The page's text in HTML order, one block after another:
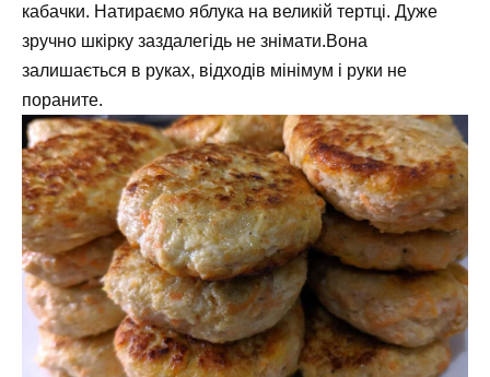
кабачки. Натираємо яблука на великій тертці. Дуже
зручно шкірку заздалегідь не знімати.Вона
залишається в руках, відходів мінімум і руки не
пораните.